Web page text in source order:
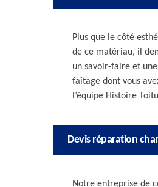
Plus que le côté
de ce matériau, il
un savoir-faire et
faîtage dont vous
l’équipe Histoire
Devis réparation
Notre entreprise de